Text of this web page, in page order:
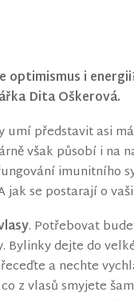
i
Dita Oškerová.
představit asi
však působí i na
imunitního
se postarají o
. Potřebovat
dejte do
a nechte
z vlasů smyjete